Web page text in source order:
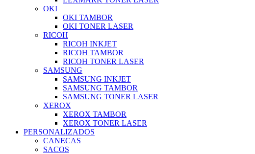
OKI
OKI TAMBOR
OKI TONER LASER
RICOH
RICOH INKJET
RICOH TAMBOR
RICOH TONER LASER
SAMSUNG
SAMSUNG INKJET
SAMSUNG TAMBOR
SAMSUNG TONER LASER
XEROX
XEROX TAMBOR
XEROX TONER LASER
PERSONALIZADOS
CANECAS
SACOS